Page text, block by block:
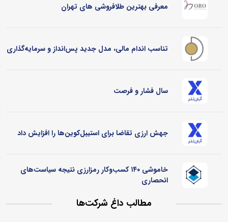
معرفی بهترین طلافروشی های تهران
تناسب اندام مالی، مدل جدید پس‌انداز و سرمایه‌گذاری
سال فشار و فرصت
جهش ارزی تقاضا برای استیبل‌کوین‌ها را افزایش داد
خاموشی ۱۴۰ کسب‌وکار رمزارزی نتیجه سیاست‌های
انحصاری
مطالب داغ شرکت‌ها